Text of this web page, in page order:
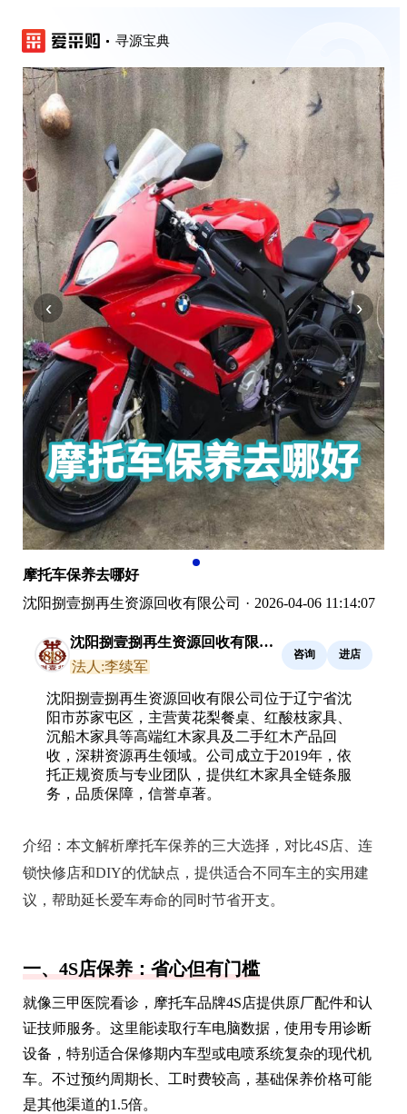
寻源宝典
‹ ›
摩托车保养去哪好
沈阳捌壹捌再生资源回收有限公司 · 2026-04-06 11:14:07
沈阳捌壹捌再生资源回收有限公
司
法人:李续军
咨询 进店
沈阳捌壹捌再生资源回收有限公司位于辽宁省沈
阳市苏家屯区，主营黄花梨餐桌、红酸枝家具、
沉船木家具等高端红木家具及二手红木产品回
收，深耕资源再生领域。公司成立于2019年，依
托正规资质与专业团队，提供红木家具全链条服
务，品质保障，信誉卓著。
介绍： 本文解析摩托车保养的三大选择，对比4S店、连
锁快修店和DIY的优缺点，提供适合不同车主的实用建
议，帮助延长爱车寿命的同时节省开支。
一、4S店保养：省心但有门槛
就像三甲医院看诊，摩托车品牌4S店提供原厂配件和认
证技师服务。这里能读取行车电脑数据，使用专用诊断
设备，特别适合保修期内车型或电喷系统复杂的现代机
车。不过预约周期长、工时费较高，基础保养价格可能
是其他渠道的1.5倍。